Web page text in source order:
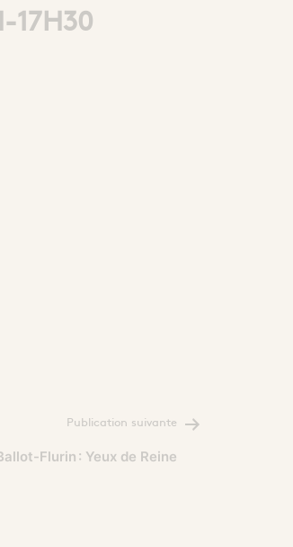
17H30
Publication suivante
Flurin : Yeux de Reine